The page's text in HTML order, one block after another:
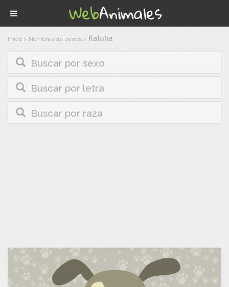
Inicio > Nombres de perros > Kaluha
Buscar por sexo
Buscar por letra
Buscar por raza